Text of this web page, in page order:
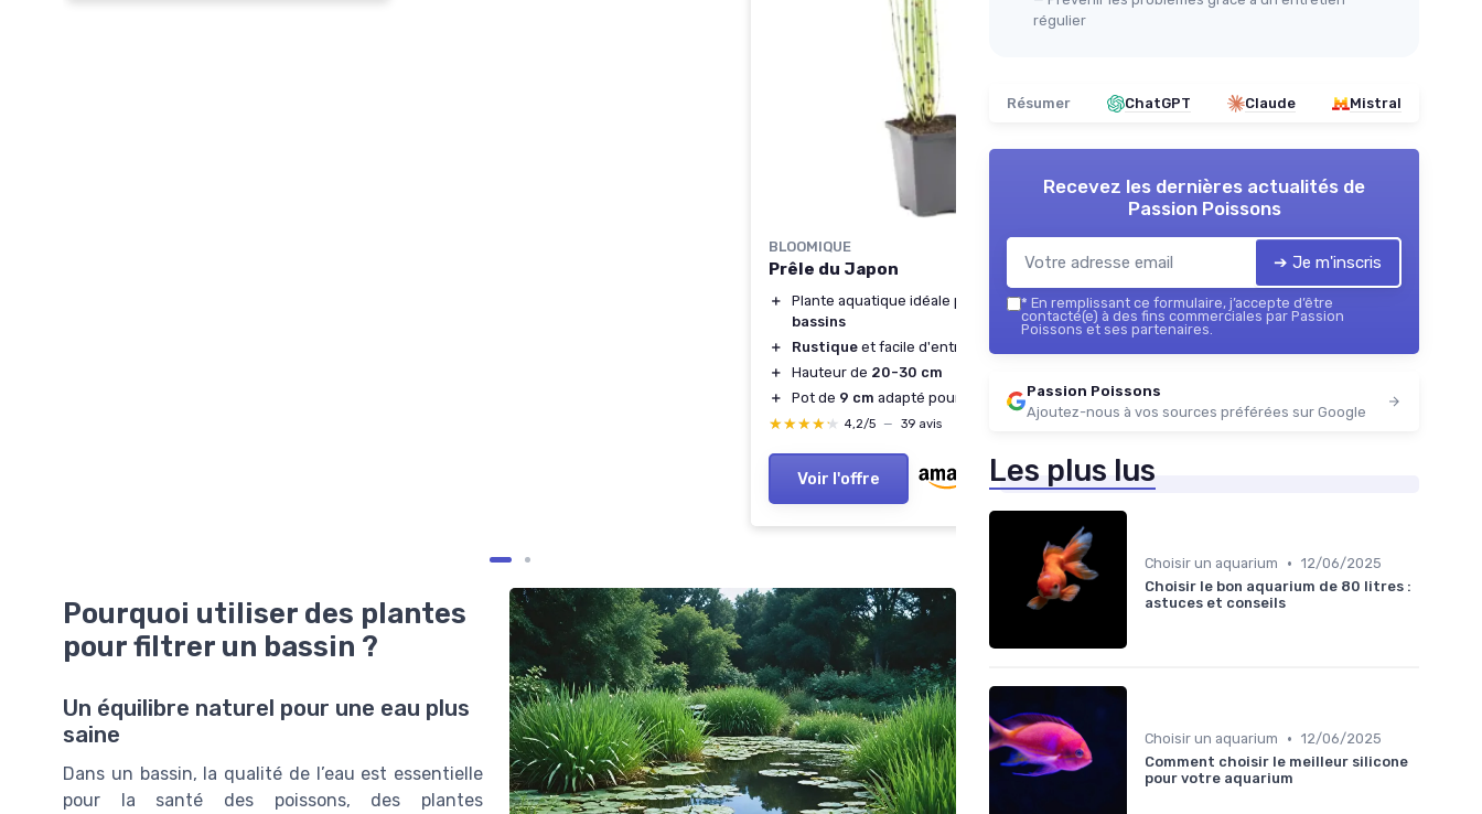
BLOOMIQUE
Prêle du Japon
＋
Plante aquatique idéale pour les
bassins
＋
Rustique et facile d'entretien
＋
Hauteur de 20-30 cm
＋
Pot de 9 cm adapté pour le transport
★★★★★
★★★★★ 4,2/5 — 39 avis
Voir l'offre
Pourquoi utiliser des plantes
pour filtrer un bassin ?
Un équilibre naturel pour une eau plus
saine
Dans un bassin, la qualité de l’eau est essentielle
pour la santé des poissons, des plantes
régulier
Résumer ChatGPT Claude Mistral
Recevez les dernières actualités de
Passion Poissons
➔ Je m'inscris
* En remplissant ce formulaire, j’accepte d’être
contacté(e) à des fins commerciales par Passion
Poissons et ses partenaires.
Passion Poissons
Ajoutez-nous à vos sources préférées sur Google
Les plus lus
Choisir un aquarium • 12/06/2025
Choisir le bon aquarium de 80 litres :
astuces et conseils
Choisir un aquarium • 12/06/2025
Comment choisir le meilleur silicone
pour votre aquarium